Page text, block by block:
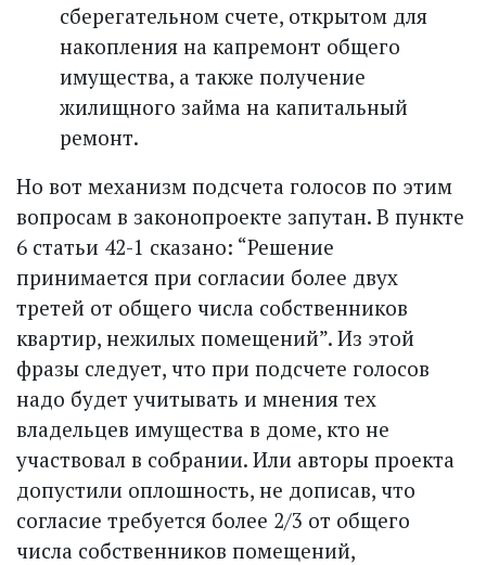
сберегательном счете, открытом для
накопления на капремонт общего
имущества, а также получение
жилищного займа на капитальный
ремонт.
Но вот механизм подсчета голосов по этим
вопросам в законопроекте запутан. В пункте
6 статьи 42-1 сказано: “Решение
принимается при согласии более двух
третей от общего числа собственников
квартир, нежилых помещений”. Из этой
фразы следует, что при подсчете голосов
надо будет учитывать и мнения тех
владельцев имущества в доме, кто не
участвовал в собрании. Или авторы проекта
допустили оплошность, не дописав, что
согласие требуется более 2/3 от общего
числа собственников помещений,